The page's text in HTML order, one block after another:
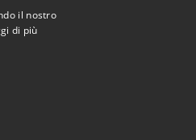
il nostro
di più